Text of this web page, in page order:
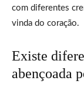
com diferentes
vinda do coração.
Existe
abençoada